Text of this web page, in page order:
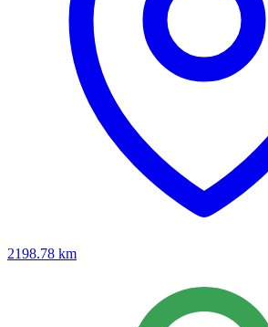
2198.78 km